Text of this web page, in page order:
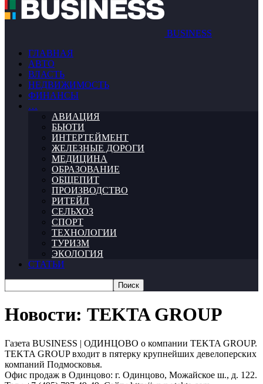
BUSINESS
ГЛАВНАЯ
АВТО
ВЛАСТЬ
НЕДВИЖИМОСТЬ
ФИНАНСЫ
…
АВИАЦИЯ
БЬЮТИ
ИНТЕРТЕЙМЕНТ
ЖЕЛЕЗНЫЕ ДОРОГИ
МЕДИЦИНА
ОБРАЗОВАНИЕ
ОБЩЕПИТ
ПРОИЗВОДСТВО
РИТЕЙЛ
СЕЛЬХОЗ
СПОРТ
ТЕХНОЛОГИИ
ТУРИЗМ
ЭКОЛОГИЯ
СТАТЬИ
Новости: TEKTA GROUP
Газета BUSINESS | ОДИНЦОВО о компании TEKTA GROUP.
TEKTA GROUP входит в пятерку крупнейших девелоперских
компаний Подмосковья.
Офис продаж в Одинцово: г. Одинцово, Можайское ш., д. 122.